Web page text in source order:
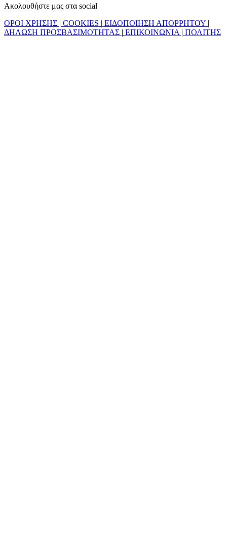
Ακολουθήστε μας στα social
ΟΡΟΙ ΧΡΗΣΗΣ | COOKIES | ΕΙΔΟΠΟΙΗΣΗ ΑΠΟΡΡΗΤΟΥ |
ΔΗΛΩΣΗ ΠΡΟΣΒΑΣΙΜΟΤΗΤΑΣ | ΕΠΙΚΟΙΝΩΝΙΑ | ΠΟΛΙΤΗΣ